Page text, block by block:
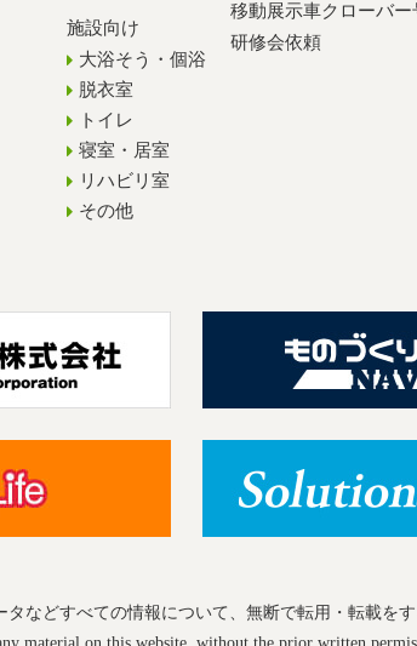
施設向け
大浴そう・個浴
脱衣室
トイレ
寝室・居室
リハビリ室
その他
移動展示車クローバー
研修会依頼
などすべての情報について、無断で転用・転載をす